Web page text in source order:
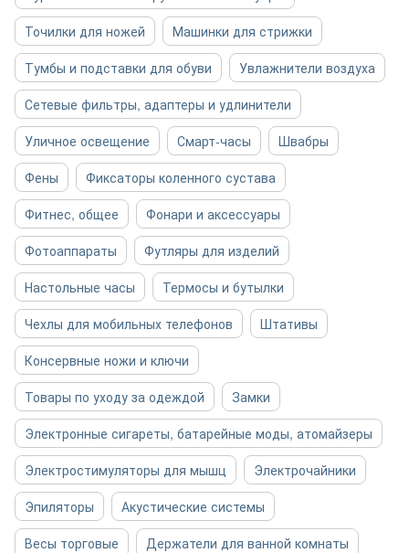
Точилки для ножей
Машинки для стрижки
Тумбы и подставки для обуви
Увлажнители воздуха
Сетевые фильтры, адаптеры и удлинители
Уличное освещение
Смарт-часы
Швабры
Фены
Фиксаторы коленного сустава
Фитнес, общее
Фонари и аксессуары
Фотоаппараты
Футляры для изделий
Настольные часы
Термосы и бутылки
Чехлы для мобильных телефонов
Штативы
Консервные ножи и ключи
Товары по уходу за одеждой
Замки
Электронные сигареты, батарейные моды, атомайзеры
Электростимуляторы для мышц
Электрочайники
Эпиляторы
Акустические системы
Весы торговые
Держатели для ванной комнаты